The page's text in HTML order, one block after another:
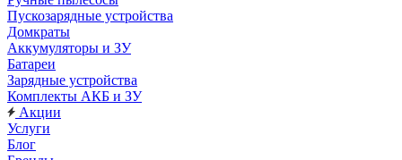
Пускозарядные устройства
Домкраты
Аккумуляторы и ЗУ
Батареи
Зарядные устройства
Комплекты АКБ и ЗУ
Акции
Услуги
Блог